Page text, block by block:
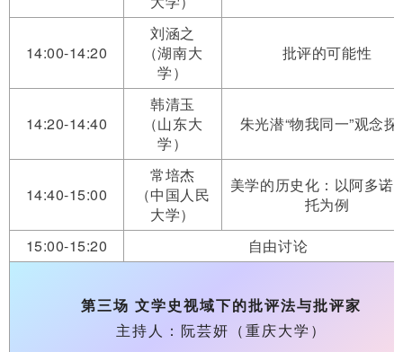
14:00-14:20
刘涵之
（湖南大
学）
批评的可能性
14:20-14:40
韩清玉
（山东大
学）
朱光潜“物我同一”观念
14:40-15:00
常培杰
（中国人民
大学）
美学的历史化：以阿多诺
托为例
15:00-15:20
自由讨论
第三场 文学史视域下的批评法与批评家
主持人：阮芸妍（重庆大学）